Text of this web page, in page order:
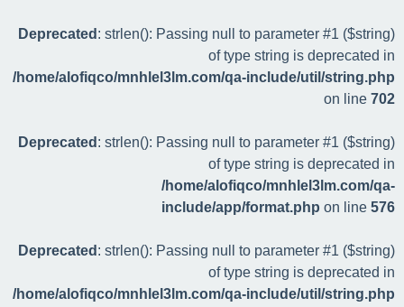
Deprecated : strlen(): Passing null to parameter #1 ($string)
of type string is deprecated in
/home/alofiqco/mnhlel3lm.com/qa-include/util/string.php
on line 702
Deprecated : strlen(): Passing null to parameter #1 ($string)
of type string is deprecated in
/home/alofiqco/mnhlel3lm.com/qa-
include/app/format.php on line 576
Deprecated : strlen(): Passing null to parameter #1 ($string)
of type string is deprecated in
/home/alofiqco/mnhlel3lm.com/qa-include/util/string.php